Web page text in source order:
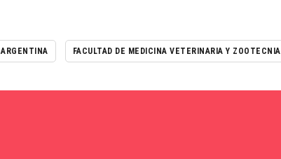
ARGENTINA FACULTAD DE MEDICINA VETERINARIA Y ZOOTECNIA